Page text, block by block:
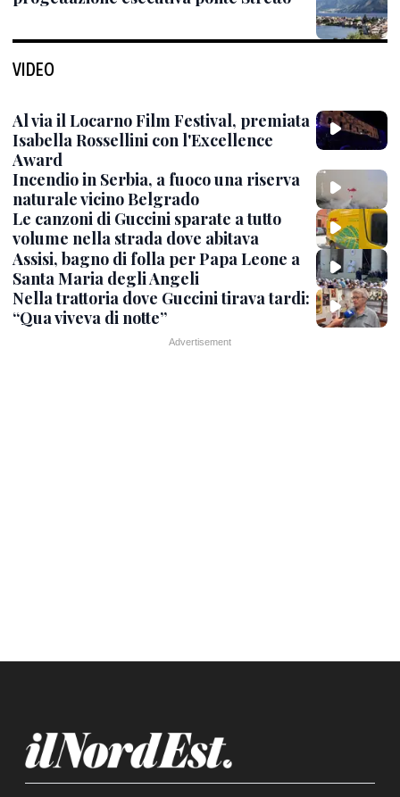
VIDEO
Al via il Locarno Film Festival, premiata
Isabella Rossellini con l'Excellence
Award
Incendio in Serbia, a fuoco una riserva
naturale vicino Belgrado
Le canzoni di Guccini sparate a tutto
volume nella strada dove abitava
Assisi, bagno di folla per Papa Leone a
Santa Maria degli Angeli
Nella trattoria dove Guccini tirava tardi:
“Qua viveva di notte”